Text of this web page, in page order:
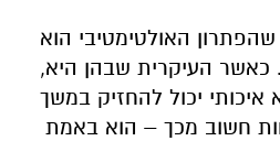
האולטימטיבי הוא
. כאשר העיקרית שבהן היא,
איכותי יכול להחזיק במשך
חשוב מכך – הוא באמת